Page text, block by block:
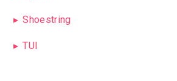
Shoestring
TUI